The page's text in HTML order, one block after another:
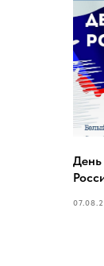
День